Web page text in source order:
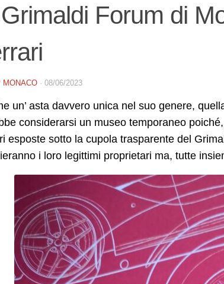
Forum di
MONACO · 08/06/2023
un’ asta davvero unica nel suo genere,
considerarsi un museo temporaneo
esposte sotto la cupola trasparente del
i loro legittimi proprietari ma, tutte